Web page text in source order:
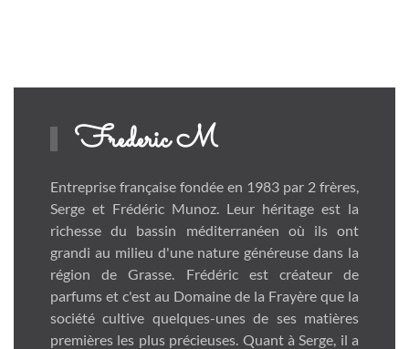
Frederic M
Entreprise française fondée en 1983 par 2 frères,
Serge et Frédéric Munoz. Leur héritage est la
richesse du bassin méditerranéen où ils ont
grandi au milieu d'une nature généreuse dans la
région de Grasse. Frédéric est créateur de
parfums et c'est au Domaine de la Frayère que la
société cultive quelques-unes de ses matières
premières les plus précieuses. Quant à Serge, il a